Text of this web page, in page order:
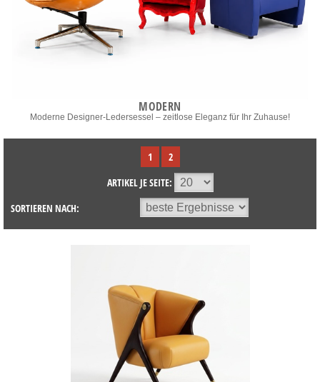
MODERN
Moderne Designer-Ledersessel – zeitlose Eleganz für Ihr Zuhause!
1
2
ARTIKEL JE SEITE:
SORTIEREN NACH: